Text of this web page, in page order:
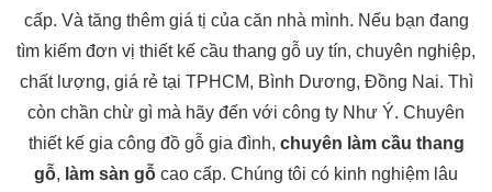
cấp. Và tăng thêm giá tị của căn nhà mình. Nếu bạn đang
tìm kiếm đơn vị thiết kế cầu thang gỗ uy tín, chuyên nghiệp,
chất lượng, giá rẻ tại TPHCM, Bình Dương, Đồng Nai. Thì
còn chần chừ gì mà hãy đến với công ty Như Ý. Chuyên
thiết kế gia công đồ gỗ gia đình, chuyên làm cầu thang
gỗ, làm sàn gỗ cao cấp. Chúng tôi có kinh nghiệm lâu